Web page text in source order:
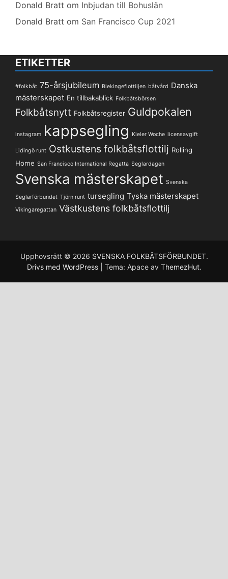
Donald Bratt om Inbjudan till Bohuslän
Donald Bratt om San Francisco Cup 2021
ETIKETTER
#folkbåt 75-årsjubileum Blekingeflottiljen båtvård Danska
mästerskapet En tillbakablick Folkbåtsbörsen
Folkbåtsnytt Folkbåtsregister Guldpokalen
instagram kappsegling Kieler Woche licensavgift
Lidingö runt Ostkustens folkbåtsflottilj Rolling
Home San Francisco International Regatta Seglardagen
Svenska mästerskapet Svenska
Seglarförbundet Tjörn runt tursegling Tyska mästerskapet
Vikingaregattan Västkustens folkbåtsflottilj
Upphovsrätt © 2026 SVENSKA FOLKBÅTSFÖRBUNDET.
Drivs med WordPress
Tema: Apace av ThemezHut.